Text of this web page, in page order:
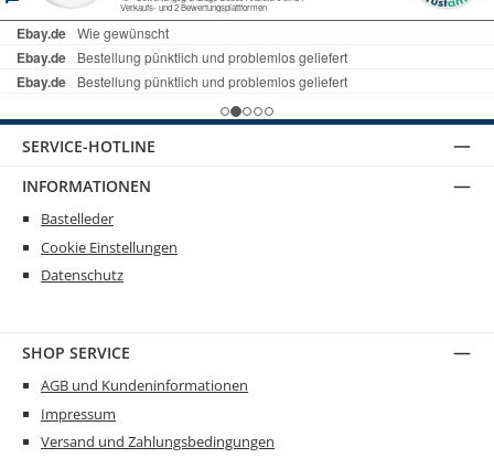
SERVICE-HOTLINE
INFORMATIONEN
Bastelleder
Cookie Einstellungen
Datenschutz
SHOP SERVICE
AGB und Kundeninformationen
Impressum
Versand und Zahlungsbedingungen